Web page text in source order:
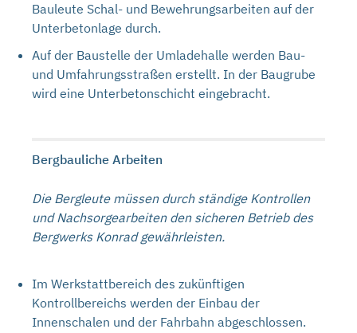
Bauleute Schal- und Bewehrungsarbeiten auf der
Unterbetonlage durch.
Auf der Baustelle der Umladehalle werden Bau-
und Umfahrungsstraßen erstellt. In der Baugrube
wird eine Unterbetonschicht eingebracht.
Bergbauliche Arbeiten
Die Bergleute müssen durch ständige Kontrollen
und Nachsorgearbeiten den sicheren Betrieb des
Bergwerks Konrad gewährleisten.
Im Werkstattbereich des zukünftigen
Kontrollbereichs werden der Einbau der
Innenschalen und der Fahrbahn abgeschlossen.